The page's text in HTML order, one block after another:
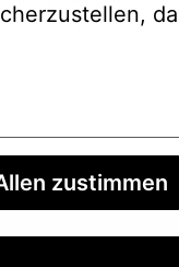
zustimmen
Cookies